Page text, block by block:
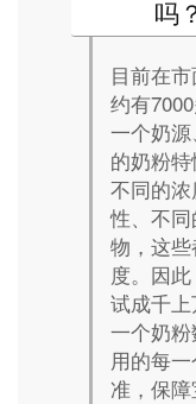
吗
目前在
约有
一个奶
的奶粉
不同的
性、不
物，这
度。因
试成千
一个奶
用的每
准，保障